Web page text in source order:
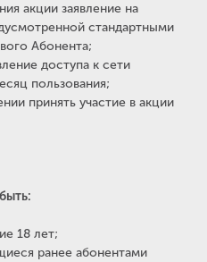
акции заявление на
стандартными
Абонента;
доступа к сети
пользования;
принять участие в акции
18 лет;
ранее абонентами